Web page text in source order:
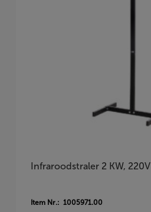
Infraroodstraler 2 KW, 220V
Item Nr.: 1005971.00